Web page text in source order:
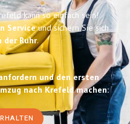
kann so einfach sein!
Serviceund sichern Sie sich
der Ruhr.
und den ersten
nach Krefeld machen: